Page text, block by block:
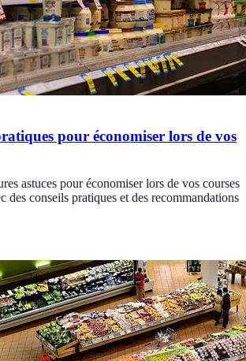
pour économiser lors de vos
astuces pour économiser lors de vos courses
des conseils pratiques et des recommandations